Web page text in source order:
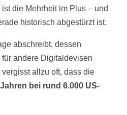
ist die Mehrheit im Plus – und
historisch abgestürzt ist.
abschreibt, dessen
andere Digitaldevisen
allzu oft, dass die
bei rund 6.000 US-